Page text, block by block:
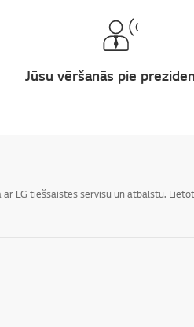
Jūsu vēršanās pie
LG tiešsaistes servisu un atbalstu.